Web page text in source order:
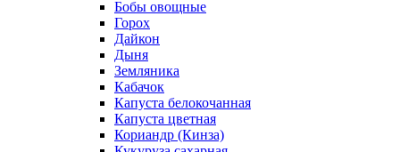
Бобы овощные
Горох
Дайкон
Дыня
Земляника
Кабачок
Капуста белокочанная
Капуста цветная
Кориандр (Кинза)